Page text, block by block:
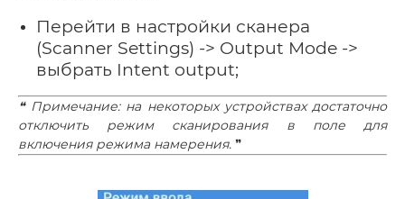
Перейти в настройки сканера
(Scanner Settings) -> Output Mode ->
выбрать Intent output;
❝ Примечание: на некоторых устройствах достаточно
отключить режим сканирования в поле для
включения режима намерения. ❞